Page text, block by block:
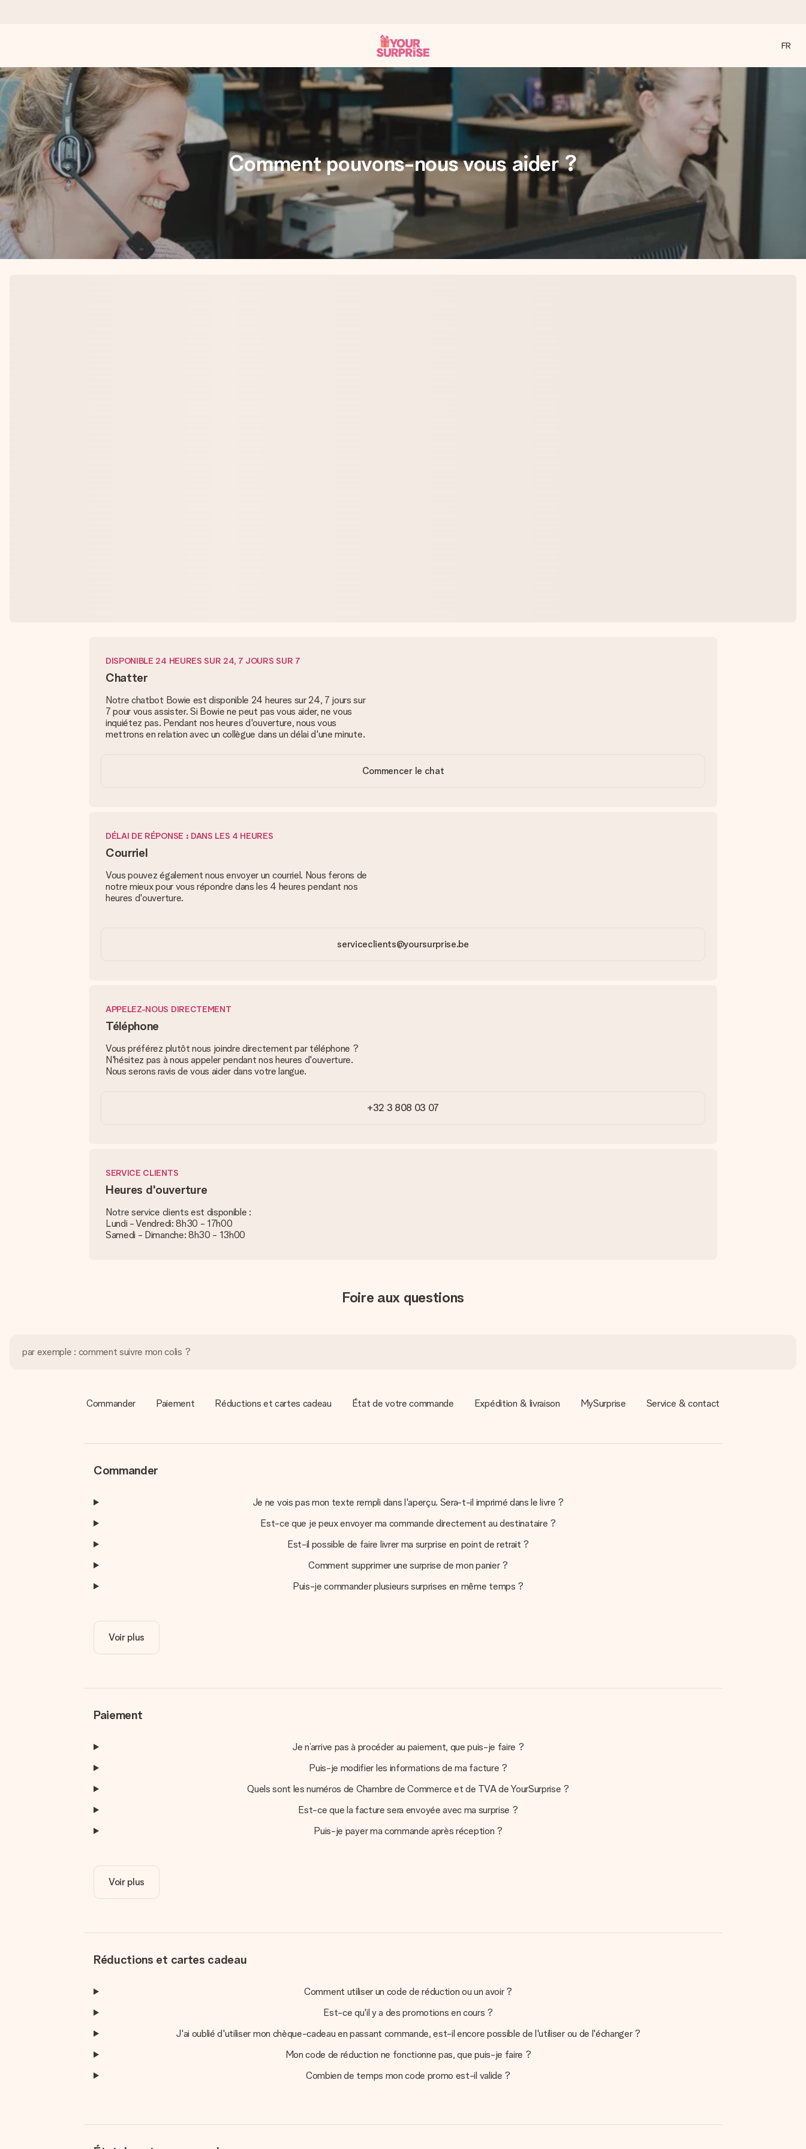
Commandé ce jour, expédié sous 24h
Nous préparons votre cadeau avec attention et l’envoyons en un éclair – pour que vous puissiez l’offrir au bon moment, quand cela compte le plus.
4,9 (sur la base de +15 000 avis)
Nos cadeaux sont appréciés. Les clients nous attribuent une note de 4,9 sur Google Reviews (total de tous les pays où nous sommes présents).
Carte de vœux gratuite
Créez quelque chose d’unique en quelques étapes – avec son prénom, votre photo ou un message qui touche le cœur. Sans complications, juste tout l’amour pour le moment idéal.
FR
Comment pouvons-nous vous aider ?
DISPONIBLE 24 HEURES SUR 24, 7 JOURS SUR 7
Chatter
Notre chatbot Bowie est disponible 24 heures sur 24, 7 jours sur
7 pour vous assister. Si Bowie ne peut pas vous aider, ne vous
inquiétez pas. Pendant nos heures d'ouverture, nous vous
mettrons en relation avec un collègue dans un délai d'une minute.
Commencer le chat
DÉLAI DE RÉPONSE : DANS LES 4 HEURES
Courriel
Vous pouvez également nous envoyer un courriel. Nous ferons de
notre mieux pour vous répondre dans les 4 heures pendant nos
heures d'ouverture.
serviceclients@yoursurprise.be
APPELEZ-NOUS DIRECTEMENT
Téléphone
Vous préférez plutôt nous joindre directement par téléphone ?
N'hésitez pas à nous appeler pendant nos heures d'ouverture.
Nous serons ravis de vous aider dans votre langue.
+32 3 808 03 07
SERVICE CLIENTS
Heures d'ouverture
Notre service clients est disponible :
Lundi - Vendredi: 8h30 - 17h00
Samedi - Dimanche: 8h30 - 13h00
Foire aux questions
Commander Paiement Réductions et cartes cadeau État de votre commande Expédition & livraison MySurprise Service & contact
Commander
Je ne vois pas mon texte rempli dans l'aperçu. Sera-t-il imprimé dans le livre ?
Est-ce que je peux envoyer ma commande directement au destinataire ?
Est-il possible de faire livrer ma surprise en point de retrait ?
Comment supprimer une surprise de mon panier ?
Puis-je commander plusieurs surprises en même temps ?
Voir plus
Paiement
Je n’arrive pas à procéder au paiement, que puis-je faire ?
Puis-je modifier les informations de ma facture ?
Quels sont les numéros de Chambre de Commerce et de TVA de YourSurprise ?
Est-ce que la facture sera envoyée avec ma surprise ?
Puis-je payer ma commande après réception ?
Voir plus
Réductions et cartes cadeau
Comment utiliser un code de réduction ou un avoir ?
Est-ce qu'il y a des promotions en cours ?
J'ai oublié d'utiliser mon chèque-cadeau en passant commande, est-il encore possible de l'utiliser ou de l'échanger ?
Mon code de réduction ne fonctionne pas, que puis-je faire ?
Combien de temps mon code promo est-il valide ?